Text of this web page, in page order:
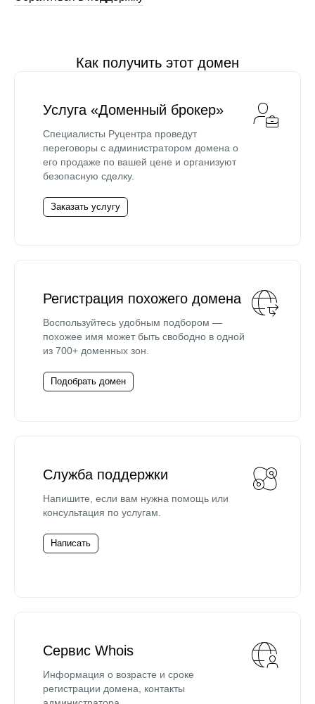
Как получить этот домен
Услуга «Доменный брокер»
Специалисты Руцентра проведут
переговоры с администратором домена о
его продаже по вашей цене и организуют
безопасную сделку.
Заказать услугу
Регистрация похожего домена
Воспользуйтесь удобным подбором —
похожее имя может быть свободно в одной
из 700+ доменных зон.
Подобрать домен
Служба поддержки
Напишите, если вам нужна помощь или
консультация по услугам.
Написать
Сервис Whois
Информация о возрасте и сроке
регистрации домена, контакты